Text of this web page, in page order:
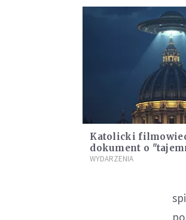
Katolicki
dokument o
Watykanie". To
WYDARZENIA